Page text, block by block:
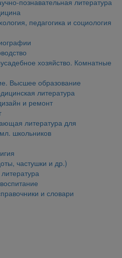
познавательная литература
педагогика и социология
хозяйство. Комнатные
Высшее образование
литература
и ремонт
литература для
школьников
частушки и др.)
и словари